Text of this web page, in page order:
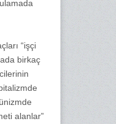
“işçi
birkaç
alanlar”